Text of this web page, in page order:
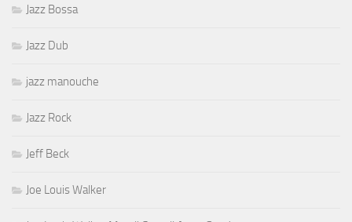
Jazz Bossa
Jazz Dub
jazz manouche
Jazz Rock
Jeff Beck
Joe Louis Walker